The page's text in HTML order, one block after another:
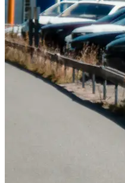
Leapmotor
Tillbehör & reservdelar